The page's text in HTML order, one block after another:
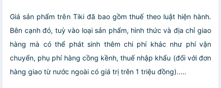
Giá sản phẩm trên Tiki đã bao gồm thuế theo luật hiện hành.
Bên cạnh đó, tuỳ vào loại sản phẩm, hình thức và địa chỉ giao
hàng mà có thể phát sinh thêm chi phí khác như phí vận
chuyển, phụ phí hàng cồng kềnh, thuế nhập khẩu (đối với đơn
hàng giao từ nước ngoài có giá trị trên 1 triệu đồng).....